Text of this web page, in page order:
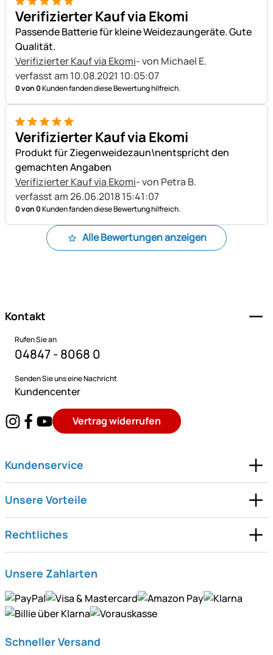
5 von 5
Verifizierter Kauf via Ekomi
Passende Batterie für kleine Weidezaungeräte. Gute
Qualität.
Verifizierter Kauf via Ekomi- von Michael E.
verfasst am 10.08.2021 10:05:07
0 von 0Kunden fanden diese Bewertung hilfreich.
5 von 5
Verifizierter Kauf via Ekomi
Produkt für Ziegenweidezaun\nentspricht den
gemachten Angaben
Verifizierter Kauf via Ekomi- von Petra B.
verfasst am 26.06.2018 15:41:07
0 von 0Kunden fanden diese Bewertung hilfreich.
Alle Bewertungen anzeigen
Kontakt
Rufen Sie an
04847 - 8068 0
Senden Sie uns eine Nachricht
Kundencenter
Vertrag widerrufen
Kundenservice
Unsere Vorteile
Rechtliches
Unsere Zahlarten
Schneller Versand